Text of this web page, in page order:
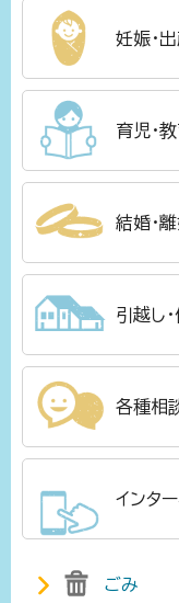
妊娠・
育児・
結婚・
引越し
各種相
インタ
ごみ